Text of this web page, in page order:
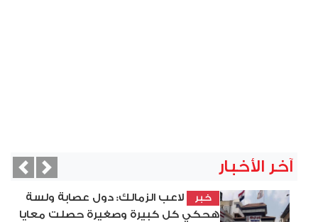
آخر الأخبار
خبر
لاعب الزمالك: دول عصابة ولسة
هحكي كل كبيرة وصغيرة حصلت معايا
Next